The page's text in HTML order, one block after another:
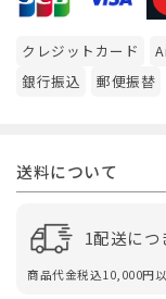
クレジットカード
銀行振込
郵便振替
送料について
1配送に
商品代金税込10,000円